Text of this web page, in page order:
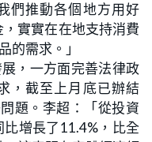
們推動各個地方用好
實實在在地支持消費
的需求。」
，一方面完善法律政
，截至上月底已辦結
題。李超：「從投資
增長了11.4%，比全